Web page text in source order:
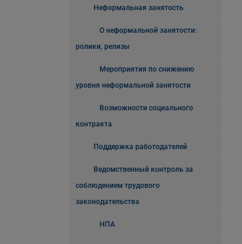
Неформальная занятость
О неформальной занятости:
ролики, релизы
Мероприятия по снижению
уровня неформальной занятости
Возможности социального
контракта
Поддержка работодателей
Ведомственный контроль за
соблюдением трудового
законодательства
НПА